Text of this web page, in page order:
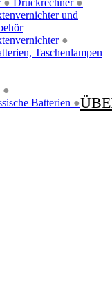
● Druckrechner ●
und
●
Taschenlampen
●
Batterien ●